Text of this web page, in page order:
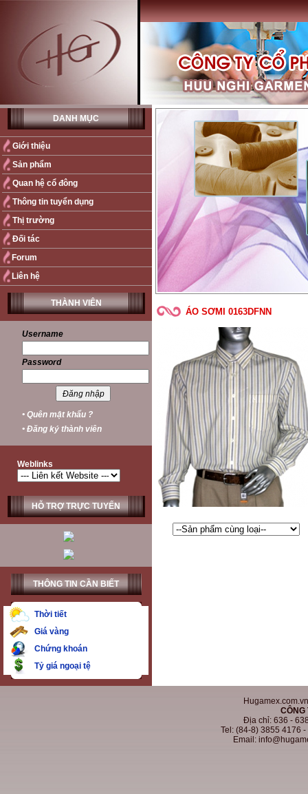
DANH MỤC
Giới thiệu
Sản phẩm
Quan hệ cổ đông
Thông tin tuyển dụng
Thị trường
Đối tác
Forum
Liên hệ
THÀNH VIÊN
Username
Password
• Quên mật khẩu ?
• Đăng ký thành viên
Weblinks
HỖ TRỢ TRỰC TUYẾN
THÔNG TIN CẦN BIẾT
Thời tiết
Giá vàng
Chứng khoán
Tỷ giá ngoại tệ
ÁO SƠMI 0163DFNN
CÔNG
Địa chỉ: 636 -
Tel: (84-8) 3855 4176
Email: